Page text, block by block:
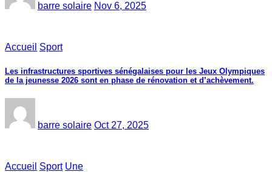
barre solaire Nov 6, 2025
Accueil Sport
Les infrastructures sportives sénégalaises pour les Jeux Olympiques
de la jeunesse 2026 sont en phase de rénovation et d’achèvement.
barre solaire Oct 27, 2025
Accueil Sport Une